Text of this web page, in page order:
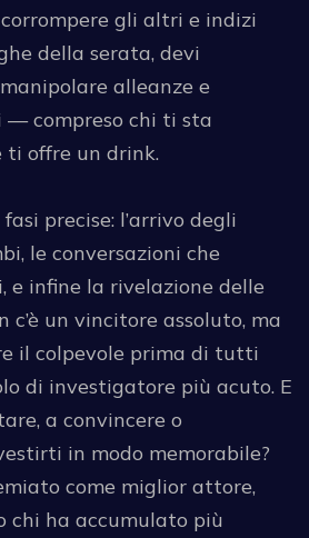
gli altri e indizi
della serata, devi
alleanze e
compreso chi ti sta
ti offre un drink.
precise: l’arrivo degli
le conversazioni che
infine la rivelazione delle
c’è un vincitore assoluto, ma
il colpevole prima di tutti
di investigatore più acuto. E
a convincere o
in modo memorabile?
come miglior attore,
chi ha accumulato più